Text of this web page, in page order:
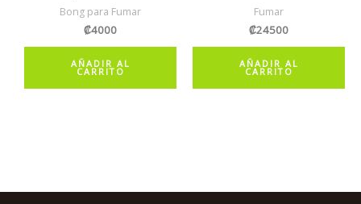
Bong para Fumar
₡4000
AÑADIR AL
CARRITO
Fumar
₡24500
AÑADIR AL
CARRITO